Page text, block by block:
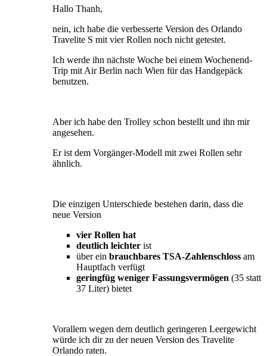
Hallo Thanh,
nein, ich habe die verbesserte Version des Orlando
Travelite S mit vier Rollen noch nicht getestet.
Ich werde ihn nächste Woche bei einem Wochenend-
Trip mit Air Berlin nach Wien für das Handgepäck
benutzen.
Aber ich habe den Trolley schon bestellt und ihn mir
angesehen.
Er ist dem Vorgänger-Modell mit zwei Rollen sehr
ähnlich.
Die einzigen Unterschiede bestehen darin, dass die
neue Version
vier Rollen hat
deutlich leichter ist
über ein brauchbares TSA-Zahlenschloss am
Hauptfach verfügt
geringfüg weniger Fassungsvermögen (35 statt
37 Liter) bietet
Vorallem wegen dem deutlich geringeren Leergewicht
würde ich dir zu der neuen Version des Travelite
Orlando raten.